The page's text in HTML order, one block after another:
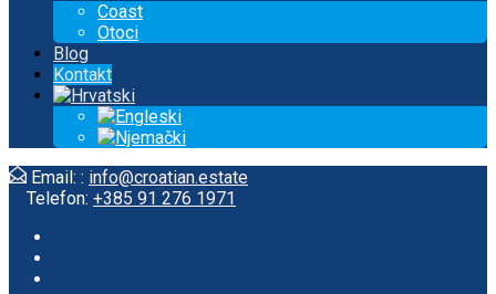
Coast
Otoci
Blog
Kontakt
Email: : info@croatian.estate
Telefon: +385 91 276 1971